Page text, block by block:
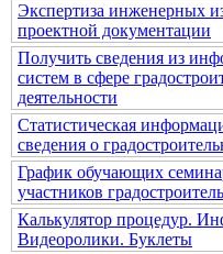
Экспертиза инженерных
проектной документации
Получить сведения из
систем в сфере
деятельности
Статистическая
сведения о
График обучающих
участников
Калькулятор процедур.
Видеоролики. Буклеты